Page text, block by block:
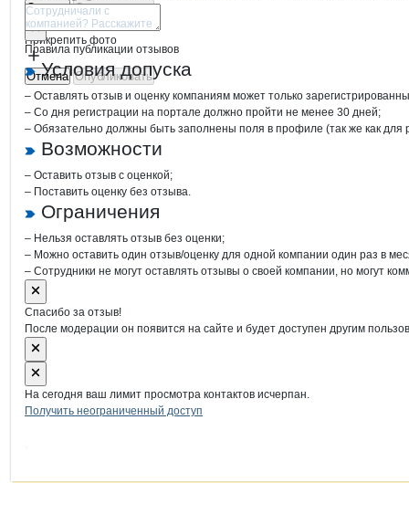
Прикрепить фото
Отмена Опубликовать
Отмена Опубликовать
Правила публикации отзывов
Условия допуска
– Оставлять отзыв и оценку компаниям может только
– Со дня регистрации на портале должно пройти не менее 30 дней;
– Обязательно должны быть заполнены поля в профиле (так же как
Возможности
– Оставить отзыв с оценкой;
– Поставить оценку без отзыва.
Ограничения
– Нельзя оставлять отзыв без оценки;
– Можно оставить один отзыв/оценку для одной компании один раз в
– Сотрудники не могут оставлять отзывы о своей компании, но могут
Спасибо за отзыв!
После модерации он появится на сайте и будет доступен другим
На сегодня ваш лимит просмотра контактов исчерпан.
Получить неограниченный доступ